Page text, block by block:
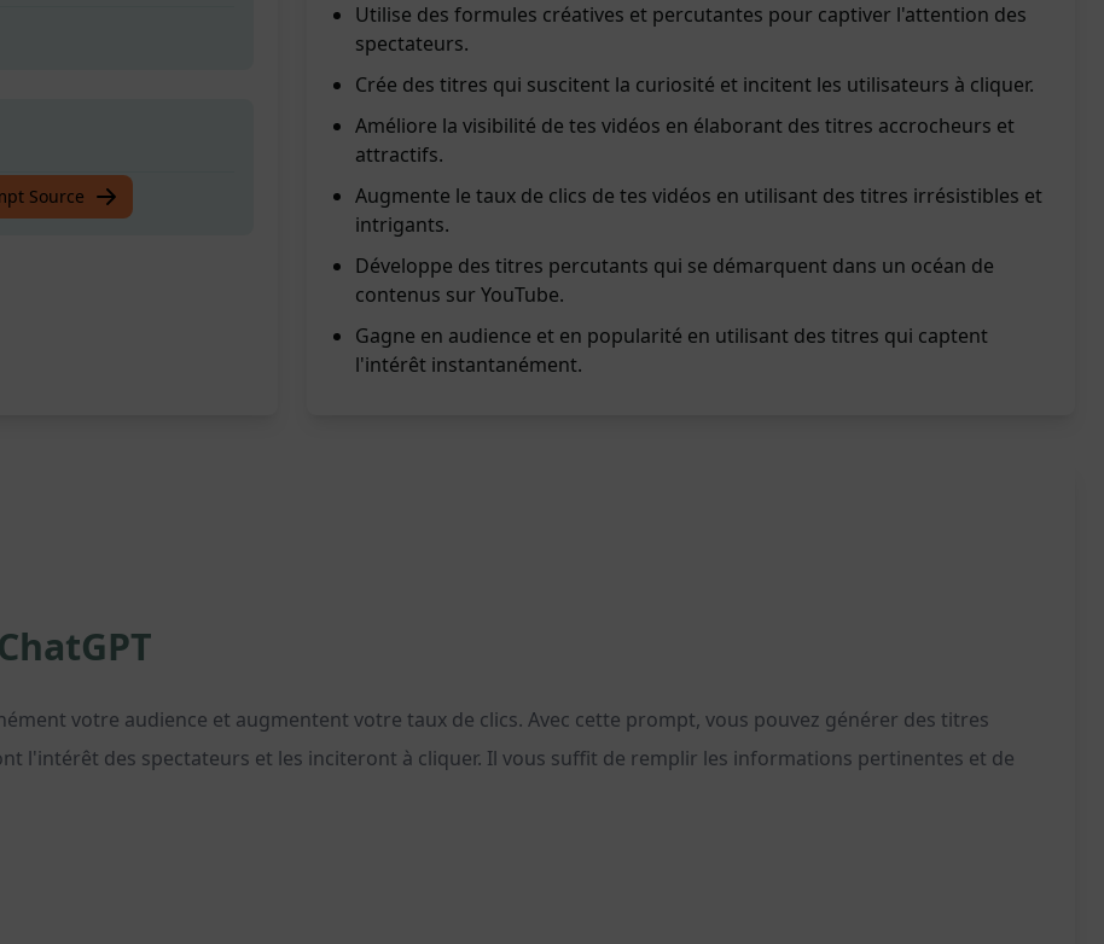
Source
Utilise des formules créatives et percutantes pour captiver l'attention des
spectateurs.
Crée des titres qui suscitent la curiosité et incitent les utilisateurs à cliquer.
Améliore la visibilité de tes vidéos en élaborant des titres accrocheurs et
attractifs.
Augmente le taux de clics de tes vidéos en utilisant des titres irrésistibles et
intrigants.
Développe des titres percutants qui se démarquent dans un océan de
contenus sur YouTube.
Gagne en audience et en popularité en utilisant des titres qui captent
l'intérêt instantanément.
votre audience et augmentent votre taux de clics. Avec cette prompt, vous pouvez générer des titres
l'intérêt des spectateurs et les inciteront à cliquer. Il vous suffit de remplir les informations pertinentes et de